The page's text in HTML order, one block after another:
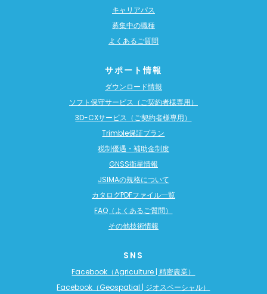
キャリアパス
募集中の職種
よくあるご質問
サポート情報
ダウンロード情報
ソフト保守サービス（ご契約者様専用）
3D-CXサービス（ご契約者様専用）
Trimble保証プラン
税制優遇・補助金制度
GNSS衛星情報
JSIMAの規格について
カタログPDFファイル一覧
FAQ（よくあるご質問）
その他技術情報
SNS
Facebook（Agriculture | 精密農業）
Facebook（Geospatial | ジオスペーシャル）